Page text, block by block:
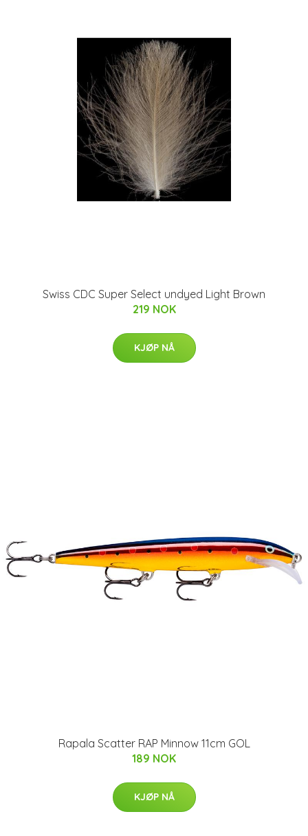
Swiss CDC Super Select undyed Light Brown
219 NOK
KJØP NÅ
Rapala Scatter RAP Minnow 11cm GOL
189 NOK
KJØP NÅ